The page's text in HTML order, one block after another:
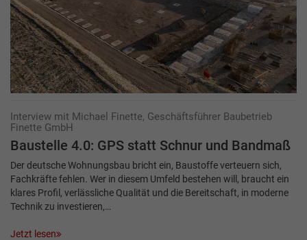
Interview mit Michael Finette, Geschäftsführer Baubetrieb
Finette GmbH
Baustelle 4.0: GPS statt Schnur und Bandmaß
Der deutsche Wohnungsbau bricht ein, Baustoffe verteuern sich,
Fachkräfte fehlen. Wer in diesem Umfeld bestehen will, braucht ein
klares Profil, verlässliche Qualität und die Bereitschaft, in moderne
Technik zu investieren,…
Jetzt lesen